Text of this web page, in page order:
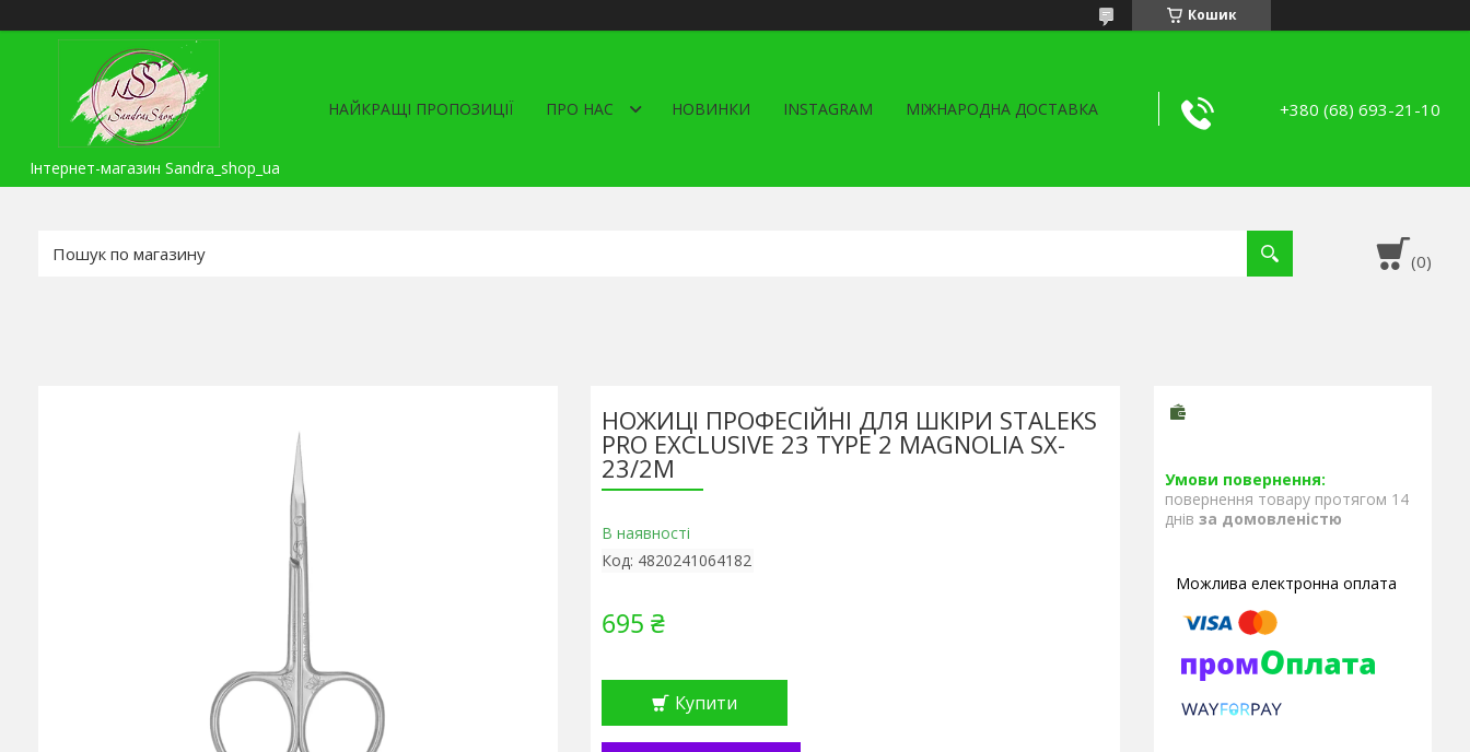
Кошик
Інтернет-магазин Sandra_shop_ua
НАЙКРАЩІ ПРОПОЗИЦІЇ ПРО НАС НОВИНКИ INSTAGRAM МІЖНАРОДНА ДОСТАВКА +380 (68) 693-21-10
НОЖИЦІ ПРОФЕСІЙНІ ДЛЯ ШКІРИ STALEKS
PRO EXCLUSIVE 23 TYPE 2 MAGNOLIA SX-
23/2M
В наявності
Код: 4820241064182
695 ₴
Купити
повернення товару протягом 14
днів за домовленістю